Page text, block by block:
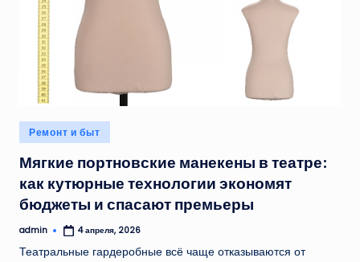
Опубликовано
в
Ремонт и быт
Мягкие портновские манекены в театре:
как кутюрные технологии экономят
бюджеты и спасают премьеры
Запись
admin 4 апреля, 2026
Театральные гардеробные всё чаще отказываются от